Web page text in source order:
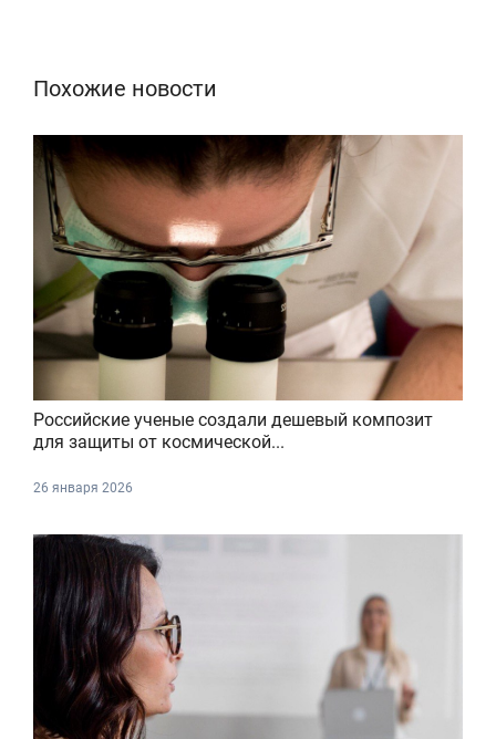
Похожие новости
Российские ученые создали дешевый композит
для защиты от космической...
26 января 2026